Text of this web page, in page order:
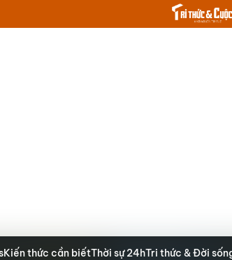
Kiến thức cần biếtThời sự 24hTri thức & Đời